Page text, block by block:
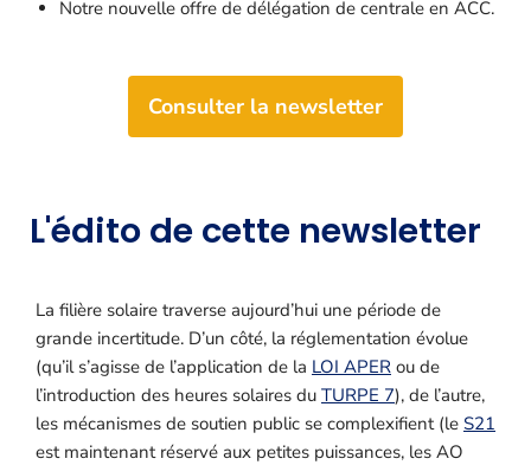
Notre nouvelle offre de délégation de centrale en ACC.
Consulter la newsletter
L'édito de cette newsletter
La filière solaire traverse aujourd’hui une période de
grande incertitude. D’un côté, la réglementation évolue
(qu’il s’agisse de l’application de la LOI APER ou de
l’introduction des heures solaires du TURPE 7), de l’autre,
les mécanismes de soutien public se complexifient (le S21
est maintenant réservé aux petites puissances, les AO